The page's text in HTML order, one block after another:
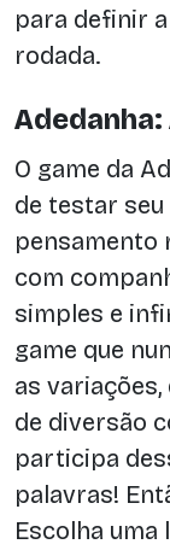
para definir
rodada.
O game da
de testar
pensamento
com
simples e
game que
as
de diversão
participa
palavras!
Escolha uma